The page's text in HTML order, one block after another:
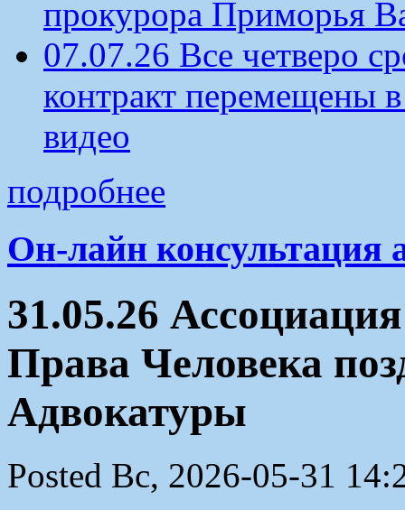
прокурора Приморья
07.07.26 Все четверо
контракт перемещены
видео
подробнее
Он-лайн консультация
31.05.26
Права Человека
Адвокатуры
Posted Вс, 2026-05-31